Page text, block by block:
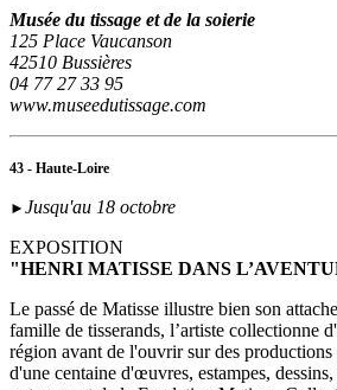
Musée du tissage et de la soierie
125 Place Vaucanson
42510 Bussières
04 77 27 33 95
www.museedutissage.com
43 - Haute-Loire
► Jusqu'au 18 octobre
EXPOSITION
"HENRI MATISSE DANS
Le passé de Matisse illustre bien son
famille de tisserands, l’artiste collectionne
région avant de l'ouvrir sur des productions
d'une centaine d'œuvres, estampes,